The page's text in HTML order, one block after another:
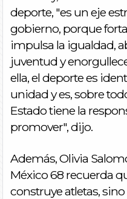
deporte, "es un eje
gobierno, porque
impulsa la igualdad,
juventud y
ella, el deporte es
unidad y es, sobre
Estado tiene la
promover", dijo.
Además, Olivia
México 68 recuerda
construye atletas,